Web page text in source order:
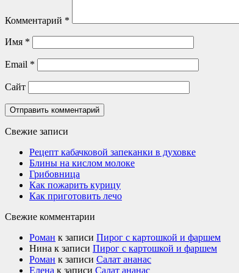
Комментарий *
Имя *
Email *
Сайт
Свежие записи
Рецепт кабачковой запеканки в духовке
Блины на кислом молоке
Грибовница
Как пожарить курицу
Как приготовить лечо
Свежие комментарии
Роман к записи Пирог с картошкой и фаршем
Нина к записи Пирог с картошкой и фаршем
Роман к записи Салат ананас
Елена к записи Салат ананас